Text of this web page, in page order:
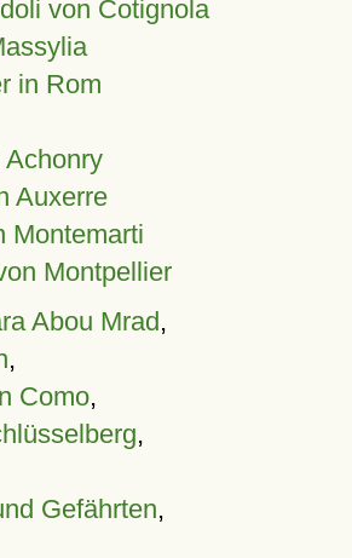
von Cotignola
in Rom
Auxerre
Montemarti
Montpellier
Abou Mrad,
,
Como,
,
Gefährten,